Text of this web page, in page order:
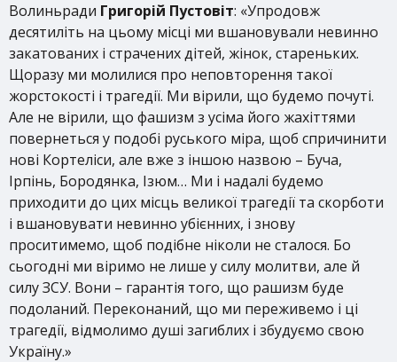
Волиньради Григорій Пустовіт: «Упродовж
десятиліть на цьому місці ми вшановували невинно
закатованих і страчених дітей, жінок, стареньких.
Щоразу ми молилися про неповторення такої
жорстокості і трагедії. Ми вірили, що будемо почуті.
Але не вірили, що фашизм з усіма його жахіттями
повернеться у подобі руського міра, щоб спричинити
нові Кортеліси, але вже з іншою назвою – Буча,
Ірпінь, Бородянка, Ізюм… Ми і надалі будемо
приходити до цих місць великої трагедії та скорботи
і вшановувати невинно убієнних, і знову
проситимемо, щоб подібне ніколи не сталося. Бо
сьогодні ми віримо не лише у силу молитви, але й
силу ЗСУ. Вони – гарантія того, що рашизм буде
подоланий. Переконаний, що ми переживемо і ці
трагедії, відмолимо душі загиблих і збудуємо свою
Україну.»